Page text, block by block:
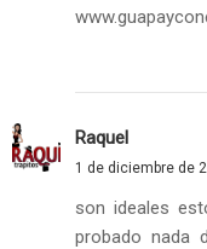
Raquel
1 de diciembre de
son ideales
probado nada